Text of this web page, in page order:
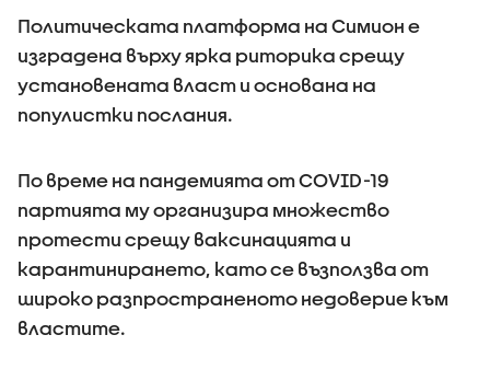
Политическата платформа на Симион е
изградена върху ярка риторика срещу
установената власт и основана на
популистки послания.
По време на пандемията от COVID-19
партията му организира множество
протести срещу ваксинацията и
карантинирането, като се възползва от
широко разпространеното недоверие към
властите.